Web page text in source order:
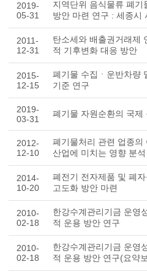
2019-
05-31
지역단위 음식물류 폐기
방안 마련 연구 : 세종시
2011-
12-31
탄소세와 배출권거래제
적 기후변화 대응 방안
2015-
12-15
폐기물 수집ㆍ운반차량
기준 연구
2019-
03-31
폐기물 자원순환의 국제
2012-
12-10
폐기물처리 관련 업종의
산업에 미치는 영향 분석
2014-
10-20
폐전기 전자제품 및 폐
고도화 방안 마련
2010-
02-18
한강수계관리기금 운영
적 운용 방안 연구
2010-
02-18
한강수계관리기금 운영
적 운용 방안 연구(요약